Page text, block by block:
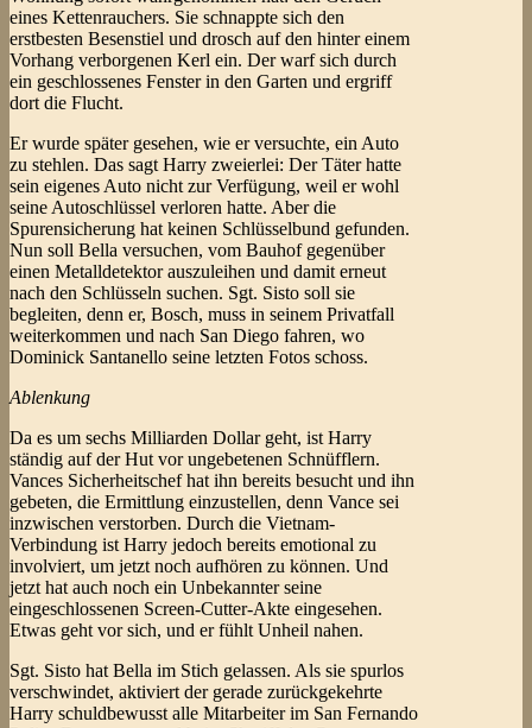
eines Kettenrauchers. Sie schnappte sich den
erstbesten Besenstiel und drosch auf den hinter einem
Vorhang verborgenen Kerl ein. Der warf sich durch
ein geschlossenes Fenster in den Garten und ergriff
dort die Flucht.
Er wurde später gesehen, wie er versuchte, ein Auto
zu stehlen. Das sagt Harry zweierlei: Der Täter hatte
sein eigenes Auto nicht zur Verfügung, weil er wohl
seine Autoschlüssel verloren hatte. Aber die
Spurensicherung hat keinen Schlüsselbund gefunden.
Nun soll Bella versuchen, vom Bauhof gegenüber
einen Metalldetektor auszuleihen und damit erneut
nach den Schlüsseln suchen. Sgt. Sisto soll sie
begleiten, denn er, Bosch, muss in seinem Privatfall
weiterkommen und nach San Diego fahren, wo
Dominick Santanello seine letzten Fotos schoss.
Ablenkung
Da es um sechs Milliarden Dollar geht, ist Harry
ständig auf der Hut vor ungebetenen Schnüfflern.
Vances Sicherheitschef hat ihn bereits besucht und ihn
gebeten, die Ermittlung einzustellen, denn Vance sei
inzwischen verstorben. Durch die Vietnam-
Verbindung ist Harry jedoch bereits emotional zu
involviert, um jetzt noch aufhören zu können. Und
jetzt hat auch noch ein Unbekannter seine
eingeschlossenen Screen-Cutter-Akte eingesehen.
Etwas geht vor sich, und er fühlt Unheil nahen.
Sgt. Sisto hat Bella im Stich gelassen. Als sie spurlos
verschwindet, aktiviert der gerade zurückgekehrte
Harry schuldbewusst alle Mitarbeiter im San Fernando